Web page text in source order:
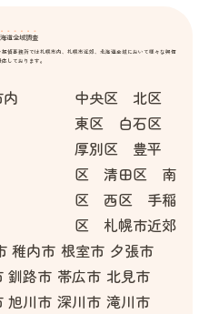
道全域調査
探偵事務所では札幌市内、札幌市近郊、北海道全域において様々な興信
しております。
中央区 北区
東区 白石区
厚別区 豊平
区 清田区 南
区 西区 手稲
区 札幌市近郊
稚内市 根室市 夕張市
釧路市 帯広市 北見市
旭川市 深川市 滝川市